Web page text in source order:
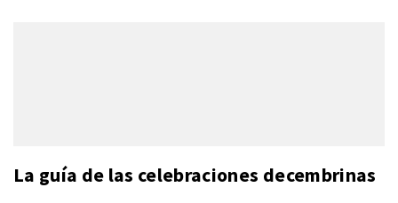
La guía de las celebraciones decembrinas